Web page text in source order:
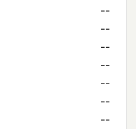
--
--
--
--
--
--
--